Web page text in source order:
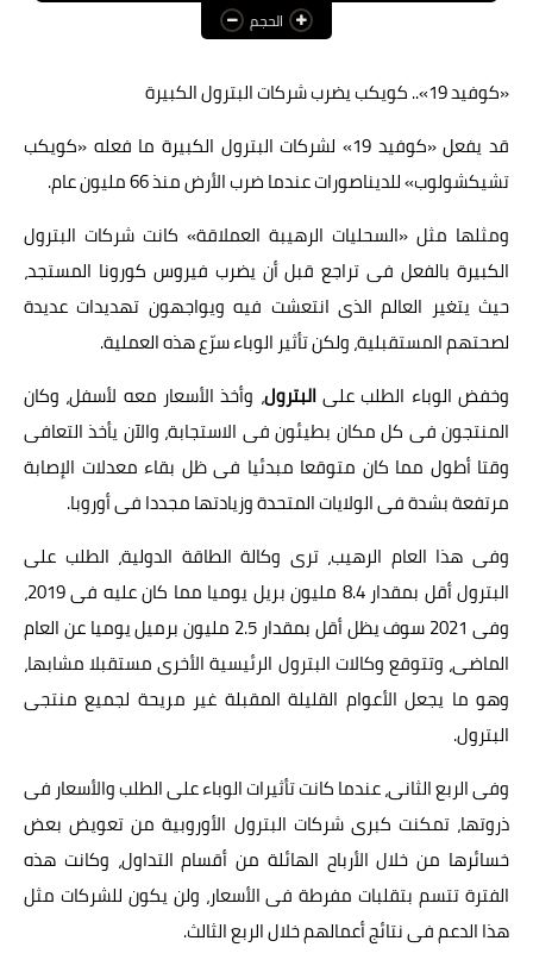
عالم المرأة
فن وثقافة
أخبار مصر
أخبار عربية
أخبار النجوم
أخبار العالم
الحجم
«كوفيد 19».. كويكب يضرب شركات البترول الكبيرة
قد يفعل «كوفيد 19» لشركات البترول الكبيرة ما فعله «كويكب
تشيكشولوب» للديناصورات عندما ضرب الأرض منذ 66 مليون عام.
ومثلها مثل «السحليات الرهيبة العملاقة» كانت شركات البترول
الكبيرة بالفعل فى تراجع قبل أن يضرب فيروس كورونا المستجد،
حيث يتغير العالم الذى انتعشت فيه ويواجهون تهديدات عديدة
لصحتهم المستقبلية، ولكن تأثير الوباء سرّع هذه العملية.
وخفض الوباء الطلب علىالبترول، وأخذ الأسعار معه لأسفل، وكان
المنتجون فى كل مكان بطيئون فى الاستجابة، والآن يأخذ التعافى
وقتا أطول مما كان متوقعا مبدئيا فى ظل بقاء معدلات الإصابة
مرتفعة بشدة فى الولايات المتحدة وزيادتها مجددا فى أوروبا.
وفى هذا العام الرهيب، ترى وكالة الطاقة الدولية، الطلب على
البترول أقل بمقدار 8.4 مليون بريل يوميا مما كان عليه فى 2019،
وفى 2021 سوف يظل أقل بمقدار 2.5 مليون برميل يوميا عن العام
الماضى، وتتوقع وكالات البترول الرئيسية الأخرى مستقبلا مشابها،
وهو ما يجعل الأعوام القليلة المقبلة غير مريحة لجميع منتجى
البترول.
وفى الربع الثانى، عندما كانت تأثيرات الوباء على الطلب والأسعار فى
ذروتها، تمكنت كبرى شركات البترول الأوروبية من تعويض بعض
خسائرها من خلال الأرباح الهائلة من أقسام التداول، وكانت هذه
الفترة تتسم بتقلبات مفرطة فى الأسعار، ولن يكون للشركات مثل
هذا الدعم فى نتائج أعمالهم خلال الربع الثالث.